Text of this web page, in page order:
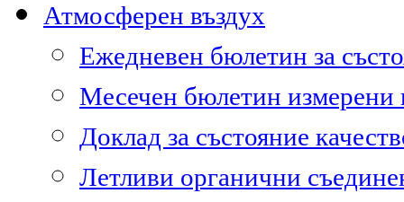
Атмосферен въздух
Ежедневен бюлетин за
Месечен бюлетин
Доклад за състояние
Летливи органични